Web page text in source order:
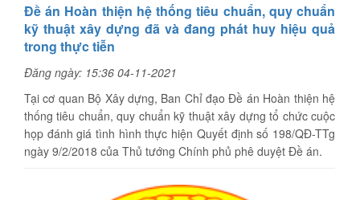
Đề án Hoàn thiện hệ thống tiêu chuẩn, quy chuẩn
kỹ thuật xây dựng đã và đang phát huy hiệu quả
trong thực tiễn
Đăng ngày: 15:36 04-11-2021
Tại cơ quan Bộ Xây dựng, Ban Chỉ đạo Đề án Hoàn thiện hệ
thống tiêu chuẩn, quy chuẩn kỹ thuật xây dựng tổ chức cuộc
họp đánh giá tình hình thực hiện Quyết định số 198/QĐ-TTg
ngày 9/2/2018 của Thủ tướng Chính phủ phê duyệt Đề án.